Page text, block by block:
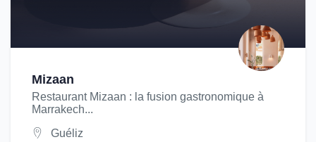
Mizaan
Restaurant Mizaan : la fusion gastronomique à
Marrakech...
Guéliz